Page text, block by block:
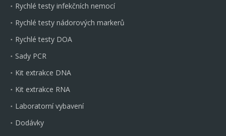
Rychlé testy infekčních nemocí
Rychlé testy nádorových markerů
Rychlé testy DOA
Sady PCR
Kit extrakce DNA
Kit extrakce RNA
Laboratorní vybavení
Dodávky